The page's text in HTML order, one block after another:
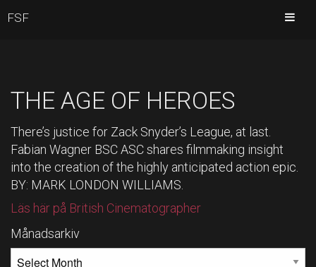
THE AGE OF HEROES
There’s justice for Zack Snyder’s League, at last.
Fabian Wagner BSC ASC shares filmmaking insight
into the creation of the highly anticipated action epic.
BY: MARK LONDON WILLIAMS.
Läs här på British Cinematographer
Månadsarkiv
FSF